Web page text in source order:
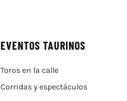
EVENTOS TAURINOS
Toros en la calle
Corridas y espectáculos